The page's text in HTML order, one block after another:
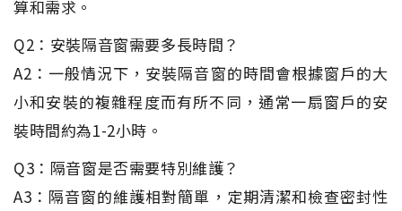
算和需求。
Q2：安裝隔音窗需要多長時間？
A2：一般情況下，安裝隔音窗的時間會根據窗戶的大
小和安裝的複雜程度而有所不同，通常一扇窗戶的安
裝時間約為1-2小時。
Q3：隔音窗是否需要特別維護？
A3：隔音窗的維護相對簡單，定期清潔和檢查密封性